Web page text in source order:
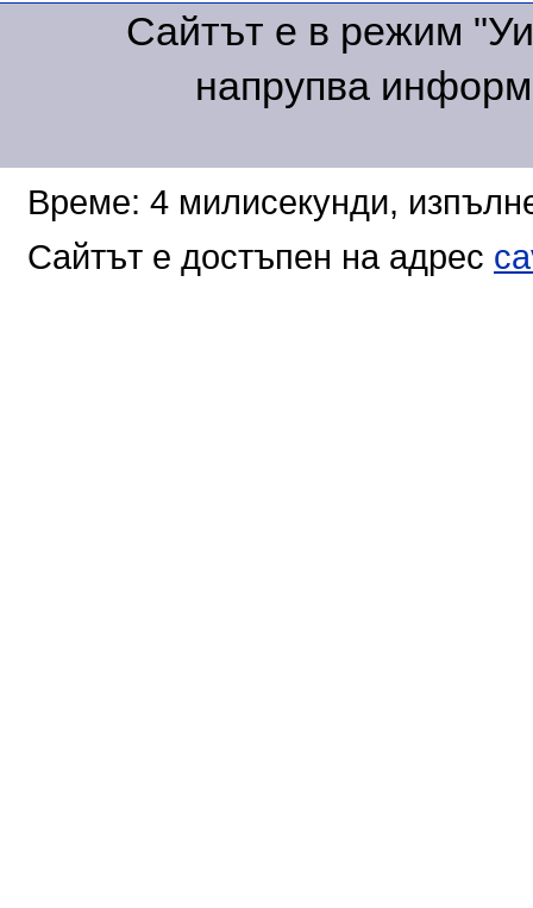
Сайтът е в режим
напрупва
Време: 4 милисекунди,
Сайтът е достъпен на адрес